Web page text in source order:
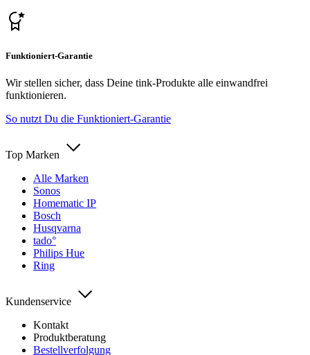
Funktioniert-Garantie
Wir stellen sicher, dass Deine tink-Produkte alle einwandfrei
funktionieren.
So nutzt Du die Funktioniert-Garantie
Top Marken
Alle Marken
Sonos
Homematic IP
Bosch
Husqvarna
tado°
Philips Hue
Ring
Kundenservice
Kontakt
Produktberatung
Bestellverfolgung